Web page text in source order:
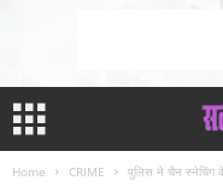
Home CRIME पुलिस ने चैन स्नेचिंग के